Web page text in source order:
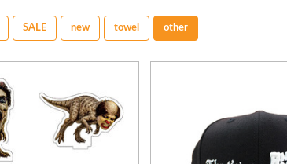
SALE new towel other